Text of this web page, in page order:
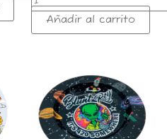
Añadir al carrito
CENICERO
METAL
B.R.ALIEN
BLACK
cantidad